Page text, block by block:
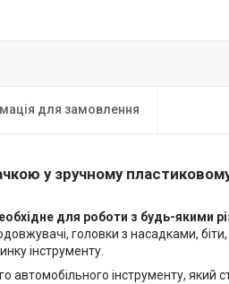
для замовлення
у зручному
для роботи з будь-якими
головки з насадками,
інструменту.
автомобільного інструменту, який